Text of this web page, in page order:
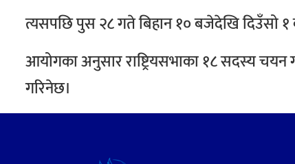
त्यसपछि पुस २८ गते बिहान १० बजेदेखि दिउँसो १
आयोगका अनुसार राष्ट्रियसभाका १८ सदस्य
गरिनेछ।